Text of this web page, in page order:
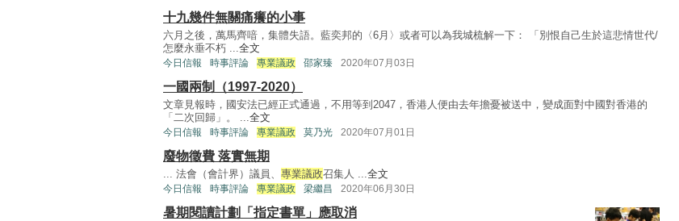
十九幾件無關痛癢的小事
六月之後，萬馬齊喑，集體失語。藍奕邦的〈6月〉或者可以為我城梳解一下： 「別恨自己生於這悲情世代/
怎麼永垂不朽 ...全文
今日信報 時事評論 專業議政 邵家臻 2020年07月03日
一國兩制（1997-2020）
文章見報時，國安法已經正式通過，不用等到2047，香港人便由去年擔憂被送中，變成面對中國對香港的
「二次回歸」。 ...全文
今日信報 時事評論 專業議政 莫乃光 2020年07月01日
廢物徵費 落實無期
... 法會（會計界）議員、 專業議政召集人 ...全文
今日信報 時事評論 專業議政 梁繼昌 2020年06月30日
暑期閱讀計劃「指定書單」應取消